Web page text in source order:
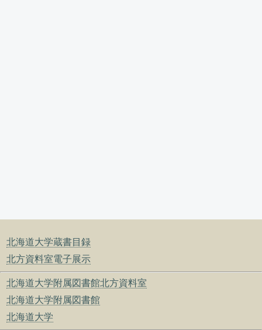
北海道大学蔵書目録
北方資料室電子展示
北海道大学附属図書館北方資料室
北海道大学附属図書館
北海道大学